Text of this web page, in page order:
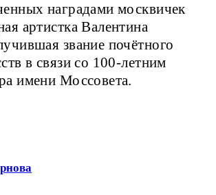
наградами москвичек
артистка Валентина
звание почётного
в связи со 100-летним
имени Моссовета.